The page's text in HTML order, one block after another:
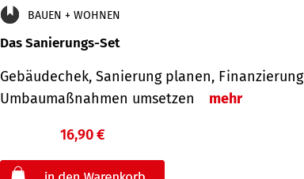
BAUEN + WOHNEN
Das Sanierungs-Set
Gebäudechek, Sanierung planen,
Umbaumaßnahmen umsetzen
mehr
16,90 €